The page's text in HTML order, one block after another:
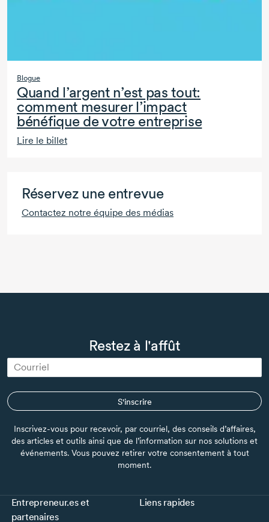
Blogue
Quand l’argent n’est pas tout:
comment mesurer l’impact
bénéfique de votre entreprise
Lire le billet
Réservez une entrevue
Contactez notre équipe des médias
Restez à l'affût
S'inscrire
Inscrivez-vous pour recevoir, par courriel, des conseils d’affaires,
des articles et outils ainsi que de l’information sur nos solutions et
événements. Vous pouvez retirer votre consentement à tout
moment.
Entrepreneur.es et
partenaires
Liens rapides